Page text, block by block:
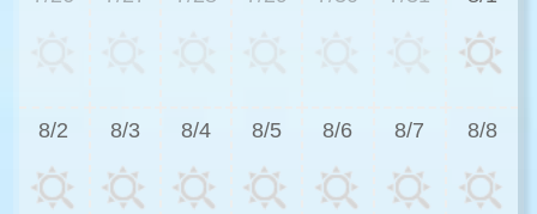
8/2 8/3 8/4 8/5 8/6 8/7 8/8